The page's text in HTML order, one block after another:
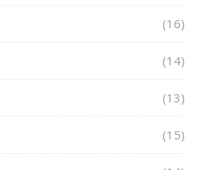
(16)
(14)
(13)
(15)